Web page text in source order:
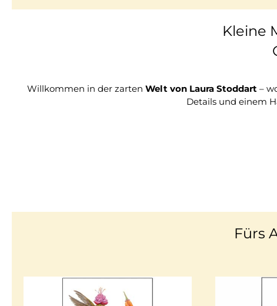
Kleine
Willkommen in der zarten Welt von Laura Stoddart –
Details und einem
Fürs